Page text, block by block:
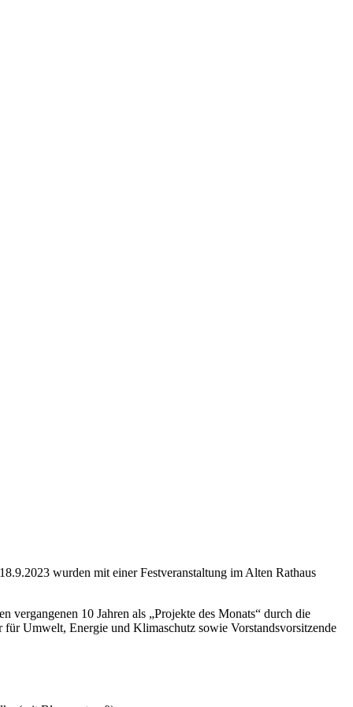
wurden mit einer Festveranstaltung im Alten Rathaus
vergangenen 10 Jahren als „Projekte des Monats“ durch die
Umwelt, Energie und Klimaschutz sowie Vorstandsvorsitzende